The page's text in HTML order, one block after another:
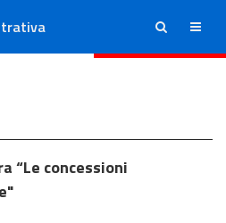
ricerca menu
“Le concessioni